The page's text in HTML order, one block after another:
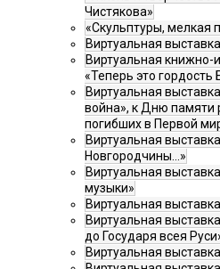
Чистякова»
«Скульптуры, мелкая
Виртуальная
Виртуальная книжно-
«Теперь это гордость
Виртуальная
война», к Дню памяти
погибших в Первой
Виртуальная
Новгородчины…»
Виртуальная
музыки»
Виртуальная
Виртуальная
до Государя всея
Виртуальная